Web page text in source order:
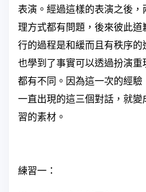
表演。經過這樣的表演之後
理方式都有問題，後來彼此
行的過程是和緩而且有秩序
也學到了事實可以透過扮演
都有不同。因為這一次的經
一直出現的這三個對話，就
習的素材。
練習一：